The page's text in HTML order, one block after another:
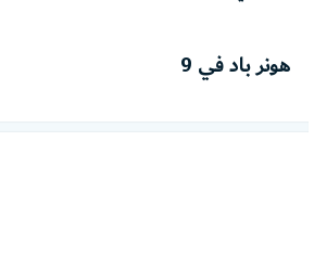
هونر باد في 9